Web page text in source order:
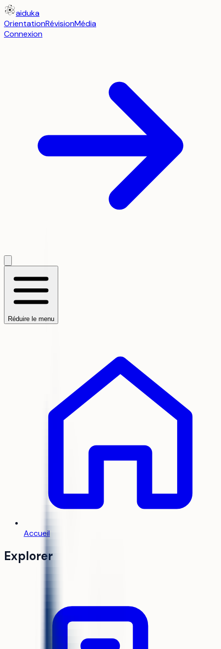
aiduka
OrientationRévisionMédia
Connexion
Réduire le menu
Accueil
Explorer